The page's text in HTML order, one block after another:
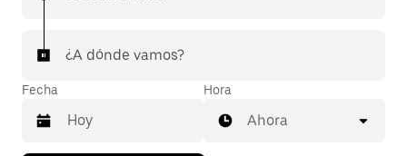
¿A dónde vamos?
Fecha Hora
Ahora